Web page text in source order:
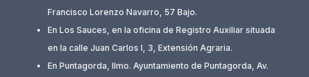
Francisco Lorenzo Navarro, 57 Bajo.
En Los Sauces, en la oficina de Registro Auxiliar situada
en la calle Juan Carlos I, 3, Extensión Agraria.
En Puntagorda, Ilmo. Ayuntamiento de Puntagorda, Av.